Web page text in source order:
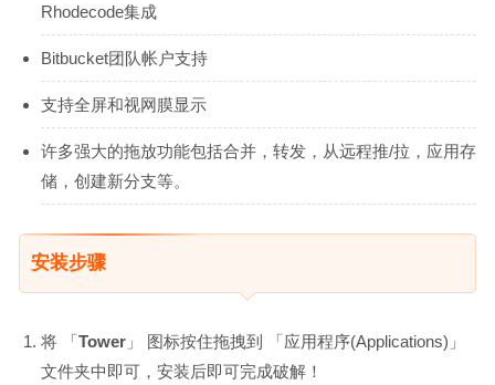
Rhodecode集成
Bitbucket团队帐户支持
支持全屏和视网膜显示
许多强大的拖放功能包括合并，转发，从远程推/拉，应用存
储，创建新分支等。
安装步骤
将 「Tower 」 图标按住拖拽到 「应用程序(Applications)」
文件夹中即可，安装后即可完成破解！